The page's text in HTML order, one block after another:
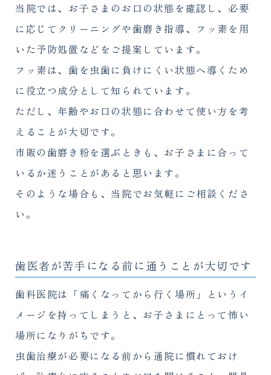
当院では、お子さまのお口の状態を確認し、必要
に応じてクリーニングや歯磨き指導、フッ素を用
いた予防処置などをご提案しています。
フッ素は、歯を虫歯に負けにくい状態へ導くため
に役立つ成分として知られています。
ただし、年齢やお口の状態に合わせて使い方を考
えることが大切です。
市販の歯磨き粉を選ぶときも、お子さまに合って
いるか迷うことがあると思います。
そのような場合も、当院でお気軽にご相談くださ
い。
歯医者が苦手になる前に通うことが大切です
歯科医院は「痛くなってから行く場所」というイ
メージを持ってしまうと、お子さまにとって怖い
場所になりがちです。
虫歯治療が必要になる前から通院に慣れておけ